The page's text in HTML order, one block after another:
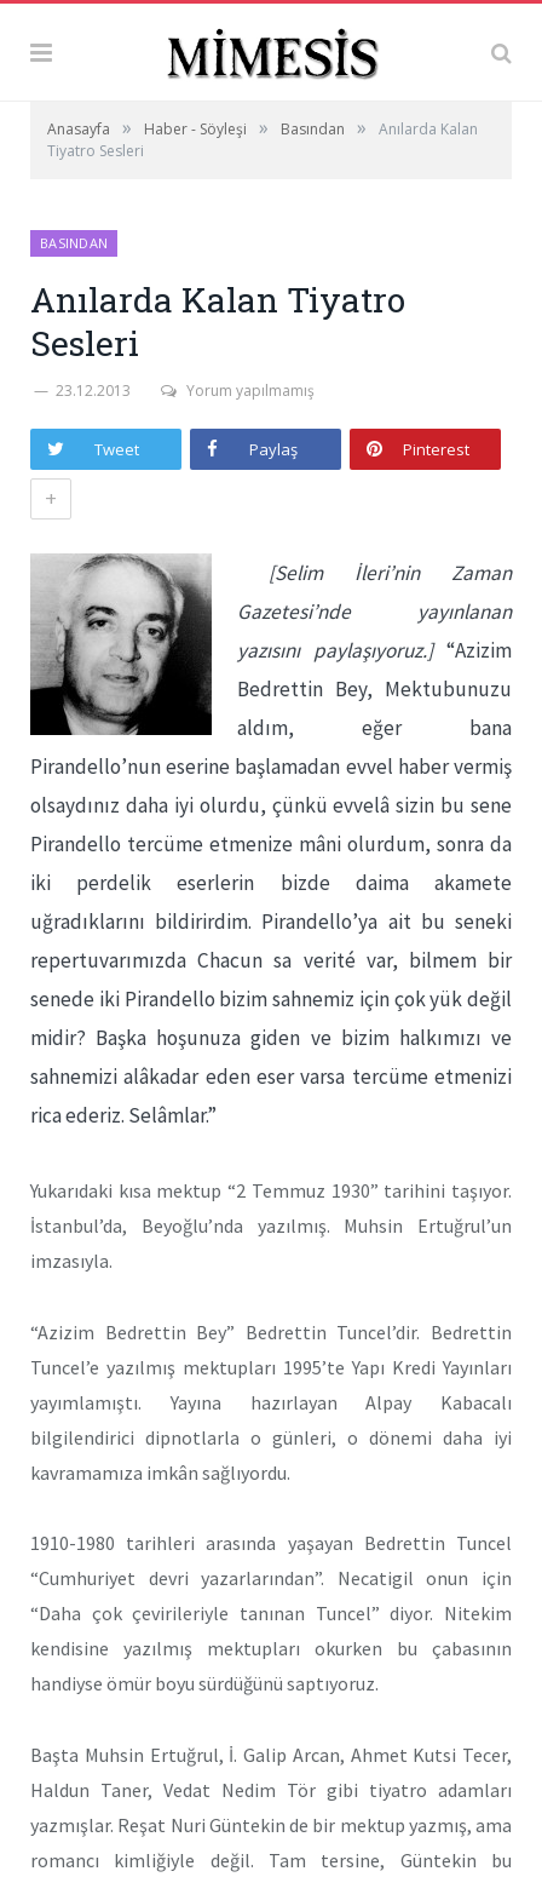
Anasayfa » Haber - Söyleşi » Basından »
Anılarda Kalan
Tiyatro Sesleri
BASINDAN
Anılarda Kalan Tiyatro
Sesleri
23.12.2013 Yorum yapılmamış
Tweet Paylaş Pinterest
+
[Selim İleri’nin Zaman
Gazetesi’nde yayınlanan
yazısını paylaşıyoruz.]“Azizim
Bedrettin Bey, Mektubunuzu
aldım, eğer bana
Pirandello’nun eserine başlamadan evvel haber vermiş
olsaydınız daha iyi olurdu, çünkü evvelâ sizin bu sene
Pirandello tercüme etmenize mâni olurdum, sonra da
iki perdelik eserlerin bizde daima akamete
uğradıklarını bildirirdim. Pirandello’ya ait bu seneki
repertuvarımızda Chacun sa verité var, bilmem bir
senede iki Pirandello bizim sahnemiz için çok yük değil
midir? Başka hoşunuza giden ve bizim halkımızı ve
sahnemizi alâkadar eden eser varsa tercüme etmenizi
rica ederiz. Selâmlar.”
Yukarıdaki kısa mektup “2 Temmuz 1930” tarihini taşıyor.
İstanbul’da, Beyoğlu’nda yazılmış. Muhsin Ertuğrul’un
imzasıyla.
“Azizim Bedrettin Bey” Bedrettin Tuncel’dir. Bedrettin
Tuncel’e yazılmış mektupları 1995’te Yapı Kredi Yayınları
yayımlamıştı. Yayına hazırlayan Alpay Kabacalı
bilgilendirici dipnotlarla o günleri, o dönemi daha iyi
kavramamıza imkân sağlıyordu.
1910-1980 tarihleri arasında yaşayan Bedrettin Tuncel
“Cumhuriyet devri yazarlarından”. Necatigil onun için
“Daha çok çevirileriyle tanınan Tuncel” diyor. Nitekim
kendisine yazılmış mektupları okurken bu çabasının
handiyse ömür boyu sürdüğünü saptıyoruz.
Başta Muhsin Ertuğrul, İ. Galip Arcan, Ahmet Kutsi Tecer,
Haldun Taner, Vedat Nedim Tör gibi tiyatro adamları
yazmışlar. Reşat Nuri Güntekin de bir mektup yazmış, ama
romancı kimliğiyle değil. Tam tersine, Güntekin bu